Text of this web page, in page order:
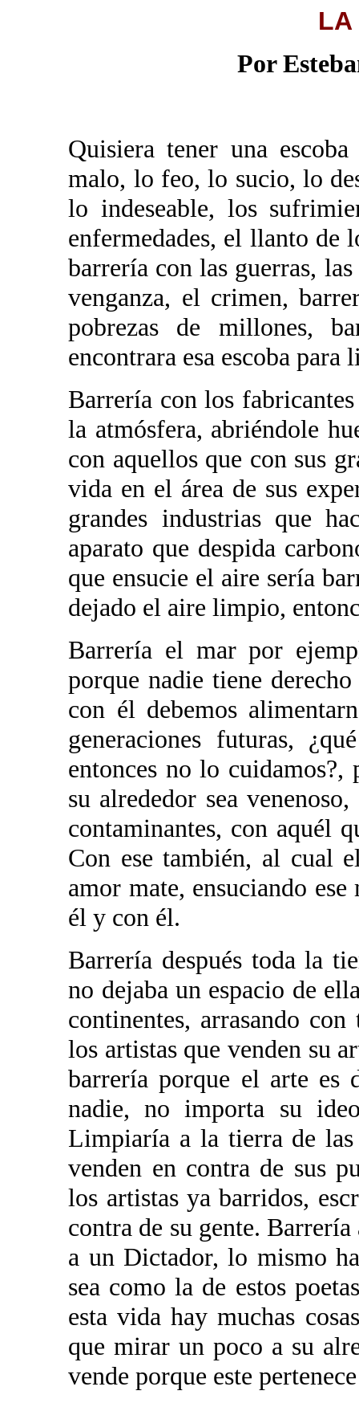
LA
Por
Quisiera tener una
malo, lo feo, lo sucio, lo
lo indeseable, los
enfermedades, el llanto de
barrería con las guerras,
venganza, el crimen,
pobrezas de millones,
encontrara esa escoba
Barrería con los
la atmósfera, abriéndole
con aquellos que con sus
vida en el área de sus
grandes industrias que
aparato que despida
que ensucie el aire sería
dejado el aire limpio,
Barrería el mar por
porque nadie tiene
con él debemos
generaciones futuras,
entonces no lo
su alrededor sea
contaminantes, con aquél
Con ese también, al cual
amor mate, ensuciando
él y con él.
Barrería después toda la
no dejaba un espacio de
continentes, arrasando
los artistas que venden su
barrería porque el arte es
nadie, no importa su
Limpiaría a la tierra de las
venden en contra de sus
los artistas ya barridos,
contra de su gente.
a un Dictador, lo mismo
sea como la de estos
esta vida hay muchas
que mirar un poco a su
vende porque este